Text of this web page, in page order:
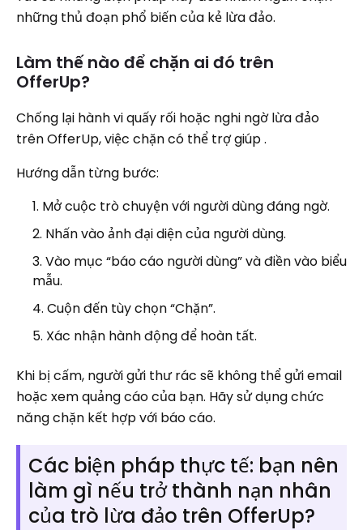
những thủ đoạn phổ biến của kẻ lừa đảo.
Làm thế nào để chặn ai đó trên
OfferUp?
Chống lại hành vi quấy rối hoặc nghi ngờ lừa đảo
trên OfferUp, việc chặn có thể trợ giúp .
Hướng dẫn từng bước:
Mở cuộc trò chuyện với người dùng đáng ngờ.
Nhấn vào ảnh đại diện của người dùng.
Vào mục “báo cáo người dùng” và điền vào biểu
mẫu.
Cuộn đến tùy chọn “Chặn”.
Xác nhận hành động để hoàn tất.
Khi bị cấm, người gửi thư rác sẽ không thể gửi email
hoặc xem quảng cáo của bạn. Hãy sử dụng chức
năng chặn kết hợp với báo cáo.
Các biện pháp thực tế: bạn nên
làm gì nếu trở thành nạn nhân
của trò lừa đảo trên OfferUp?